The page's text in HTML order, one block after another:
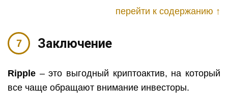
перейти к содержанию ↑
Заключение
Ripple – это выгодный криптоактив, на который
все чаще обращают внимание инвесторы.